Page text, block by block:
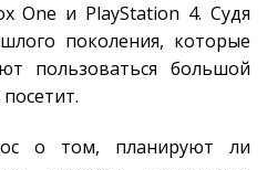
One и PlayStation 4. Судя
поколения, которые
пользоваться большой
о том, планируют ли